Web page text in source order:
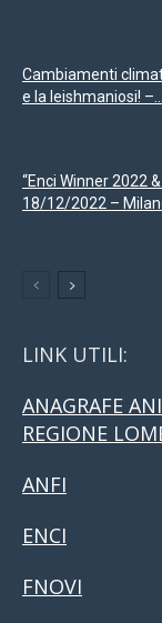
Cambiamenti
e la leishmaniosi! –...
“Enci Winner 2022
18/12/2022 –
LINK UTILI:
ANAGRAFE
REGIONE
ANFI
ENCI
FNOVI